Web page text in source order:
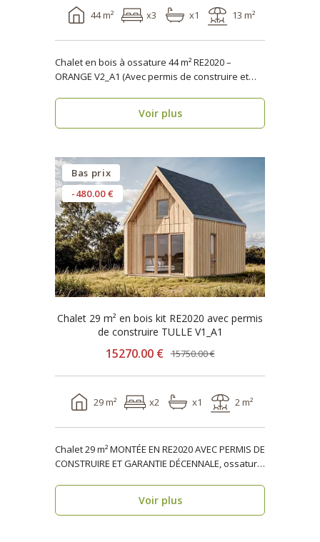
44 m² x3 x1 13 m²
Chalet en bois à ossature 44 m² RE2020 –
ORANGE V2_A1 (Avec permis de construire et
Voir plus
Bas prix
-480.00 €
Chalet 29 m² en bois kit RE2020 avec permis
de construire TULLE V1_A1
15270.00 € 15750.00 €
29 m² x2 x1 2 m²
Chalet 29 m² MONTÉE EN RE2020 AVEC PERMIS DE
CONSTRUIRE ET GARANTIE DÉCENNALE, ossature
Voir plus